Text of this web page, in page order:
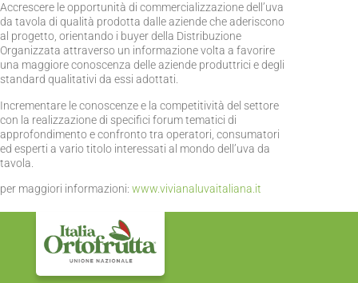
Accrescere le opportunità di commercializzazione dell’uva
da tavola di qualità prodotta dalle aziende che aderiscono
al progetto, orientando i buyer della Distribuzione
Organizzata attraverso un informazione volta a favorire
una maggiore conoscenza delle aziende produttrici e degli
standard qualitativi da essi adottati.
Incrementare le conoscenze e la competitività del settore
con la realizzazione di specifici forum tematici di
approfondimento e confronto tra operatori, consumatori
ed esperti a vario titolo interessati al mondo dell’uva da
tavola.
per maggiori informazioni: www.vivianaluvaitaliana.it